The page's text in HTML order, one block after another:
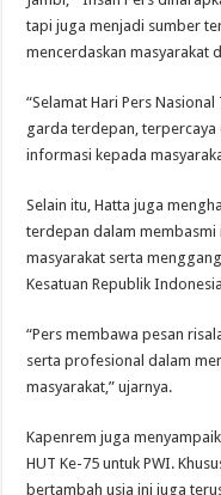
tapi juga menjadi sumber
mencerdaskan masyarakat
“Selamat Hari Pers
garda terdepan,
informasi kepada
Selain itu, Hatta juga
terdepan dalam
masyarakat serta
Kesatuan Republik
“Pers membawa pesan
serta profesional dalam
masyarakat,” ujarnya.
Kapenrem juga
HUT Ke-75 untuk PWI.
bertambah usia ini juga